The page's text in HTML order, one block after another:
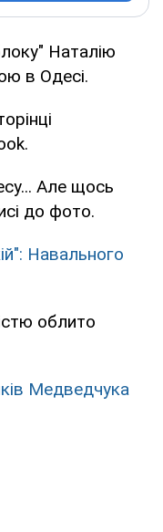
Наталію
в Одесі.
Але щось
до фото.
Навального
облито
Медведчука